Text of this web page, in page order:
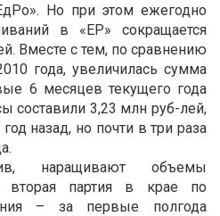
Но при этом ежегодно
в «ЕР» сокращается
Вместе с тем, по сравнению
года, увеличилась сумма
6 месяцев текущего года
составили 3,23 млн руб-лей,
назад, но почти в три раза
наращивают объемы
партия в крае по
– за первые полгода